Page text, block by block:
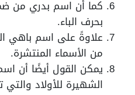
كما أن اسم بدري من
بحرف الباء.
علاوةً على اسم باهي
من الأسماء المنتشرة.
يمكن القول أيضًا أن
الشهيرة للأولاد والتي